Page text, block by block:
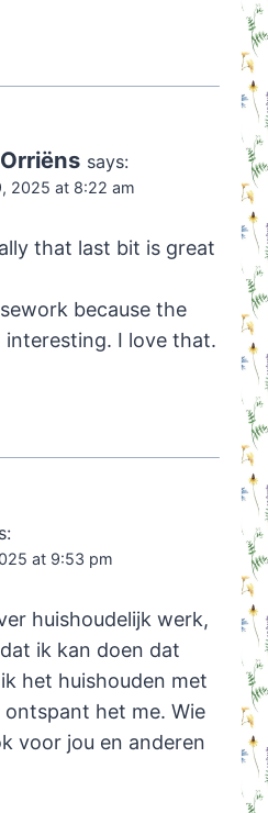
says:
2025 at 8:22 am
that last bit is great
because the
interesting. I love that.
at 9:53 pm
huishoudelijk werk,
ik kan doen dat
het huishouden met
het me. Wie
voor jou en anderen